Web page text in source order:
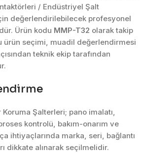
/ Endüstriyel Şalt
değerlendirilebilecek profesyonel
Ürün kodu MMP-T32 olarak takip
ürün seçimi, muadil değerlendirmesi
teknik ekip tarafından
Şalterleri; pano imalatı,
kontrolü, bakım-onarım ve
ihtiyaçlarında marka, seri, bağlantı
dikkate alınarak seçilmelidir.